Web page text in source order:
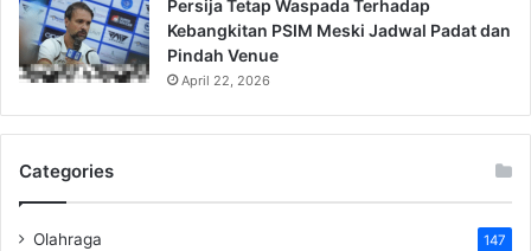
Persija Tetap Waspada Terhadap
Kebangkitan PSIM Meski Jadwal Padat dan
Pindah Venue
April 22, 2026
Categories
Olahraga 147